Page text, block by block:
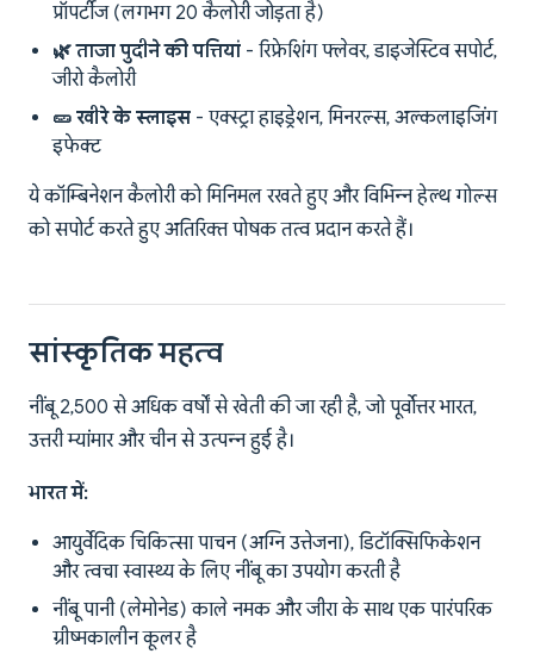
प्रॉपर्टीज (लगभग 20 कैलोरी जोड़ता है)
🌿 ताजा पुदीने की पत्तियां - रिफ्रेशिंग फ्लेवर, डाइजेस्टिव सपोर्ट,
जीरो कैलोरी
🥒 खीरे के स्लाइस - एक्स्ट्रा हाइड्रेशन, मिनरल्स, अल्कलाइजिंग
इफेक्ट
ये कॉम्बिनेशन कैलोरी को मिनिमल रखते हुए और विभिन्न हेल्थ गोल्स
को सपोर्ट करते हुए अतिरिक्त पोषक तत्व प्रदान करते हैं।
सांस्कृतिक महत्व
नींबू 2,500 से अधिक वर्षों से खेती की जा रही है, जो पूर्वोत्तर भारत,
उत्तरी म्यांमार और चीन से उत्पन्न हुई है।
भारत में:
आयुर्वेदिक चिकित्सा पाचन (अग्नि उत्तेजना), डिटॉक्सिफिकेशन
और त्वचा स्वास्थ्य के लिए नींबू का उपयोग करती है
नींबू पानी (लेमोनेड) काले नमक और जीरा के साथ एक पारंपरिक
ग्रीष्मकालीन कूलर है